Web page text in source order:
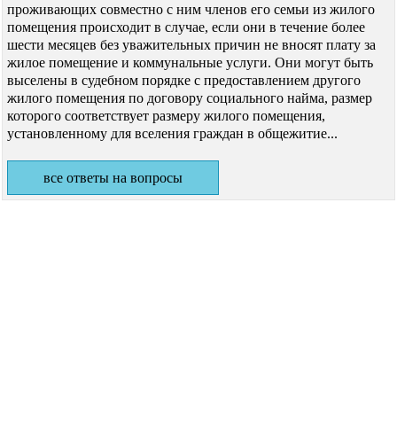
проживающих совместно с ним членов его семьи из жилого
помещения происходит в случае, если они в течение более
шести месяцев без уважительных причин не вносят плату за
жилое помещение и коммунальные услуги. Они могут быть
выселены в судебном порядке с предоставлением другого
жилого помещения по договору социального найма, размер
которого соответствует размеру жилого помещения,
установленному для вселения граждан в общежитие...
все ответы на вопросы